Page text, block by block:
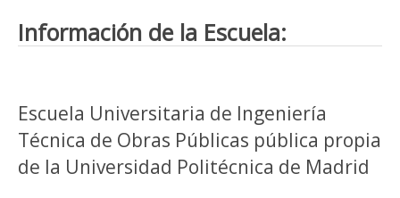
Información de la Escuela:
Escuela Universitaria de Ingeniería
Técnica de Obras Públicas pública propia
de la Universidad Politécnica de Madrid